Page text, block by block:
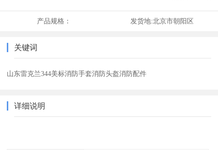
产品规格： 发货地:北京市朝阳区
关键词
山东雷克兰344美标消防手套消防头盔消防配件
详细说明